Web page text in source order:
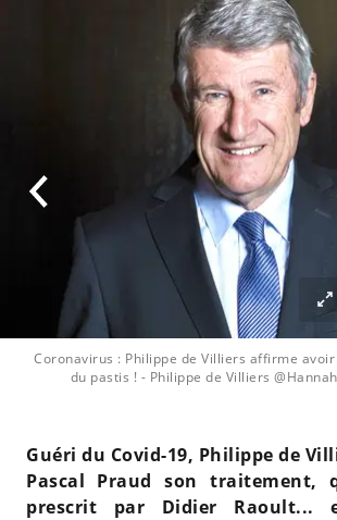
Coronavirus : Philippe de Villiers affirme
du pastis ! - Philippe de Villiers @Hannah
Guéri du Covid-19, Philippe de
Pascal Praud son
prescrit par Didier Raoult...